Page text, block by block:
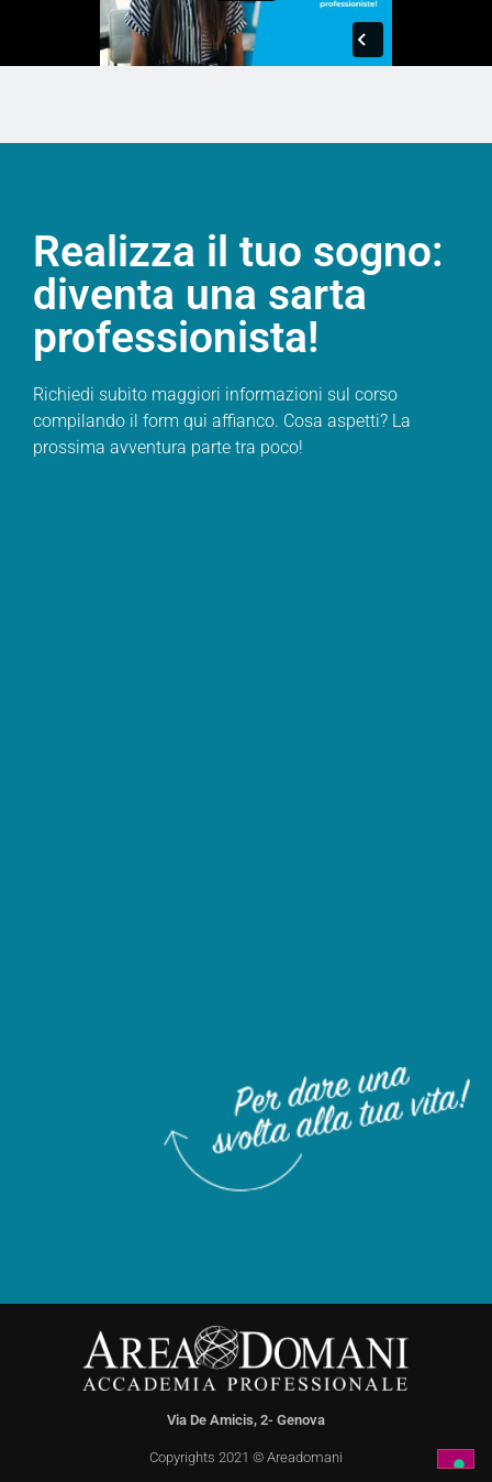
Realizza il tuo sogno:
diventa una sarta
professionista!
Richiedi subito maggiori informazioni sul corso
compilando il form qui affianco. Cosa aspetti? La
prossima avventura parte tra poco!
Via De Amicis, 2- Genova
Copyrights 2021 © Areadomani